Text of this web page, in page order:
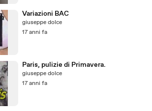
Variazioni BAC
giuseppe dolce
17 anni fa
Paris, pulizie di Primavera.
giuseppe dolce
17 anni fa